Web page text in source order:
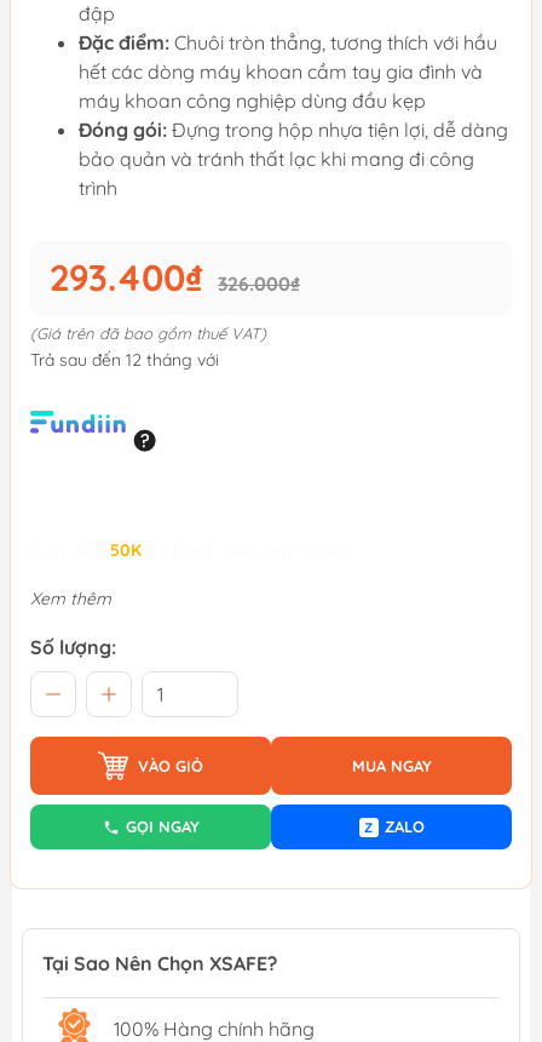
đập
Đặc điểm: Chuôi tròn thẳng, tương thích với hầu
hết các dòng máy khoan cầm tay gia đình và
máy khoan công nghiệp dùng đầu kẹp
Đóng gói: Đựng trong hộp nhựa tiện lợi, dễ dàng
bảo quản và tránh thất lạc khi mang đi công
trình
293.400₫ 326.000₫
(Giá trên đã bao gồm thuế VAT)
Trả sau đến 12 tháng với
50K
Xem thêm
Số lượng:
VÀO GIỎ MUA NGAY
GỌI NGAY Z ZALO
Tại Sao Nên Chọn XSAFE?
100% Hàng chính hãng